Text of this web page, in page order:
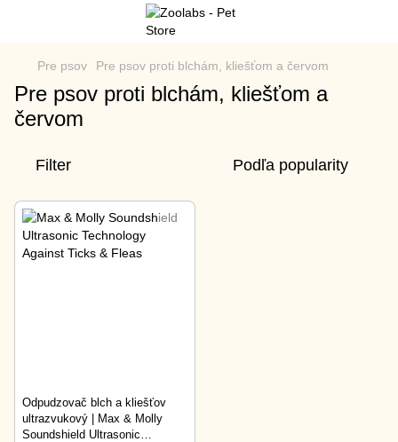
Pre psov Pre psov proti blchám, kliešťom a červom
Pre psov proti blchám, kliešťom a
červom
Filter Podľa popularity
Odpudzovač blch a kliešťov
ultrazvukový | Max & Molly
Soundshield Ultrasonic